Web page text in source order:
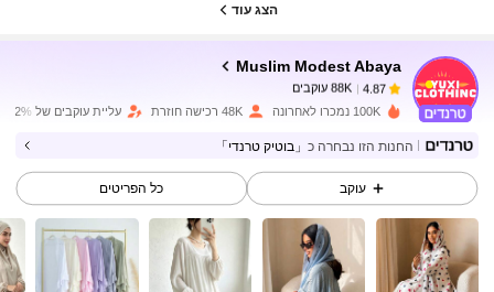
הצג עוד
Muslim Modest Abaya
4.87 88K עוקבים
4.87 88K עוקבים
100K נמכרו לאחרונה 48K רכישה חוזרת עליית עוקבים של 12%
החנות הזו נבחרה כ 「בוטיק טרנדי」
עוקב כל הפריטים